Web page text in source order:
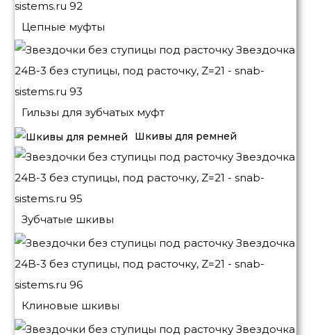
Цепные муфты
Гильзы для зубчатых муфт
Шкивы для ремней
Зубчатые шкивы
Клиновые шкивы